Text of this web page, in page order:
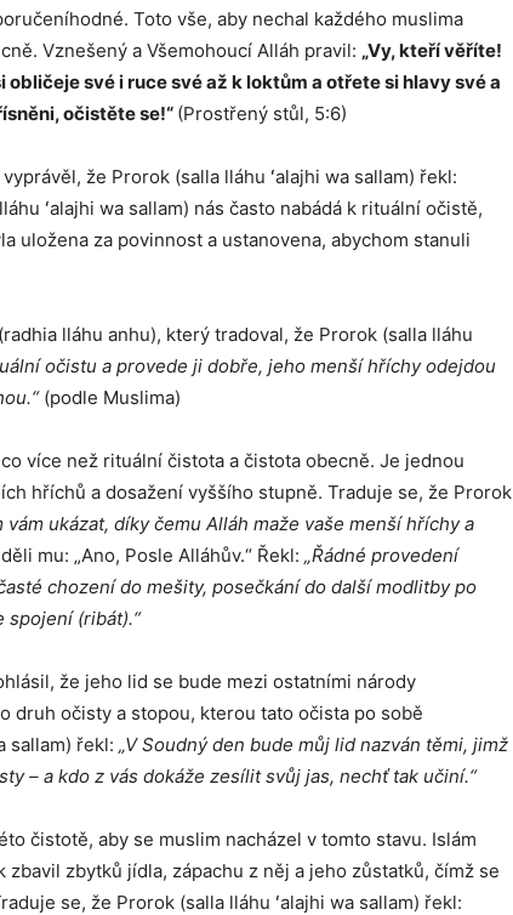
Toto vše, aby nechal každého muslima
Vznešený a Všemohoucí Alláh pravil: „Vy, kteří věříte!
své i ruce své až k loktům a otřete si hlavy své a
očistěte se!“ (Prostřený stůl, 5:6)
že Prorok (salla lláhu ʻalajhi wa sallam) řekl:
ʻalajhi wa sallam) nás často nabádá k rituální očistě,
uložena za povinnost a ustanovena, abychom stanuli
lláhu anhu), který tradoval, že Prorok (salla lláhu
očistu a provede ji dobře, jeho menší hříchy odejdou
(podle Muslima)
více než rituální čistota a čistota obecně. Je jednou
hříchů a dosažení vyššího stupně. Traduje se, že Prorok
vám ukázat, díky čemu Alláh maže vaše menší hříchy a
mu: „Ano, Posle Alláhův.“ Řekl: „Řádné provedení
chození do mešity, posečkání do další modlitby po
spojení (ribát).“
že jeho lid se bude mezi ostatními národy
druh očisty a stopou, kterou tato očista po sobě
sallam) řekl: „V Soudný den bude můj lid nazván těmi, jimž
– a kdo z vás dokáže zesílit svůj jas, nechť tak učiní.“
čistotě, aby se muslim nacházel v tomto stavu. Islám
zbavil zbytků jídla, zápachu z něj a jeho zůstatků, čímž se
se, že Prorok (salla lláhu ʻalajhi wa sallam) řekl: